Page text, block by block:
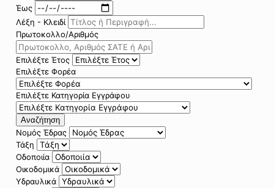
Έως
Λέξη - Κλειδί
Πρωτοκολλο/Αριθμός
Επιλέξτε Έτος
Επιλέξτε Φορέα
Επιλέξτε Κατηγορία Εγγράφου
Αναζήτηση
Νομός Έδρας
Τάξη
Οδοποιία
Οικοδομικά
Υδραυλικά